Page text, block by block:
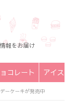
報をお届け
コレート アイス
ーケーキが発売中